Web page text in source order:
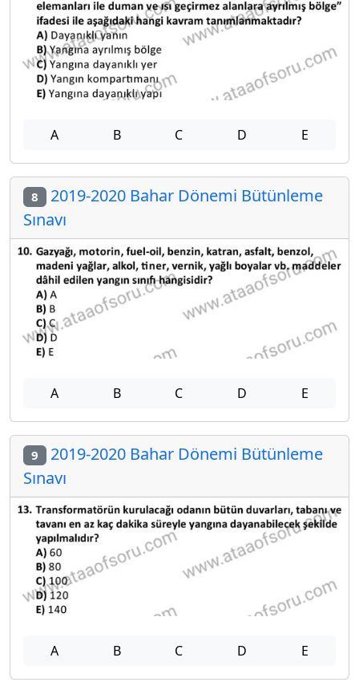
A B C D E
8 2019-2020 Bahar Dönemi Bütünleme
Sınavı
A B C D E
9 2019-2020 Bahar Dönemi Bütünleme
Sınavı
A B C D E